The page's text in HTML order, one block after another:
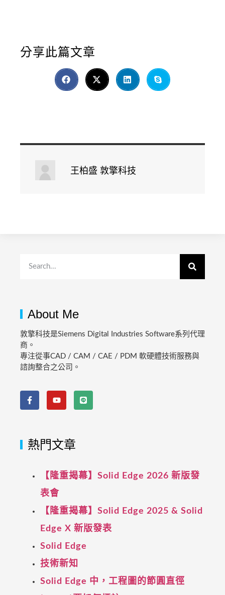
分享此篇文章
王柏盛 敦擎科技
About Me
敦擎科技是Siemens Digital Industries Software系列代理
商。
專注從事CAD / CAM / CAE / PDM 軟硬體技術服務與
諮詢整合之公司。
熱門文章
【隆重揭幕】Solid Edge 2026 新版發
表會
【隆重揭幕】Solid Edge 2025 & Solid
Edge X 新版發表
Solid Edge
技術新知
Solid Edge 中，工程圖的節圓直徑